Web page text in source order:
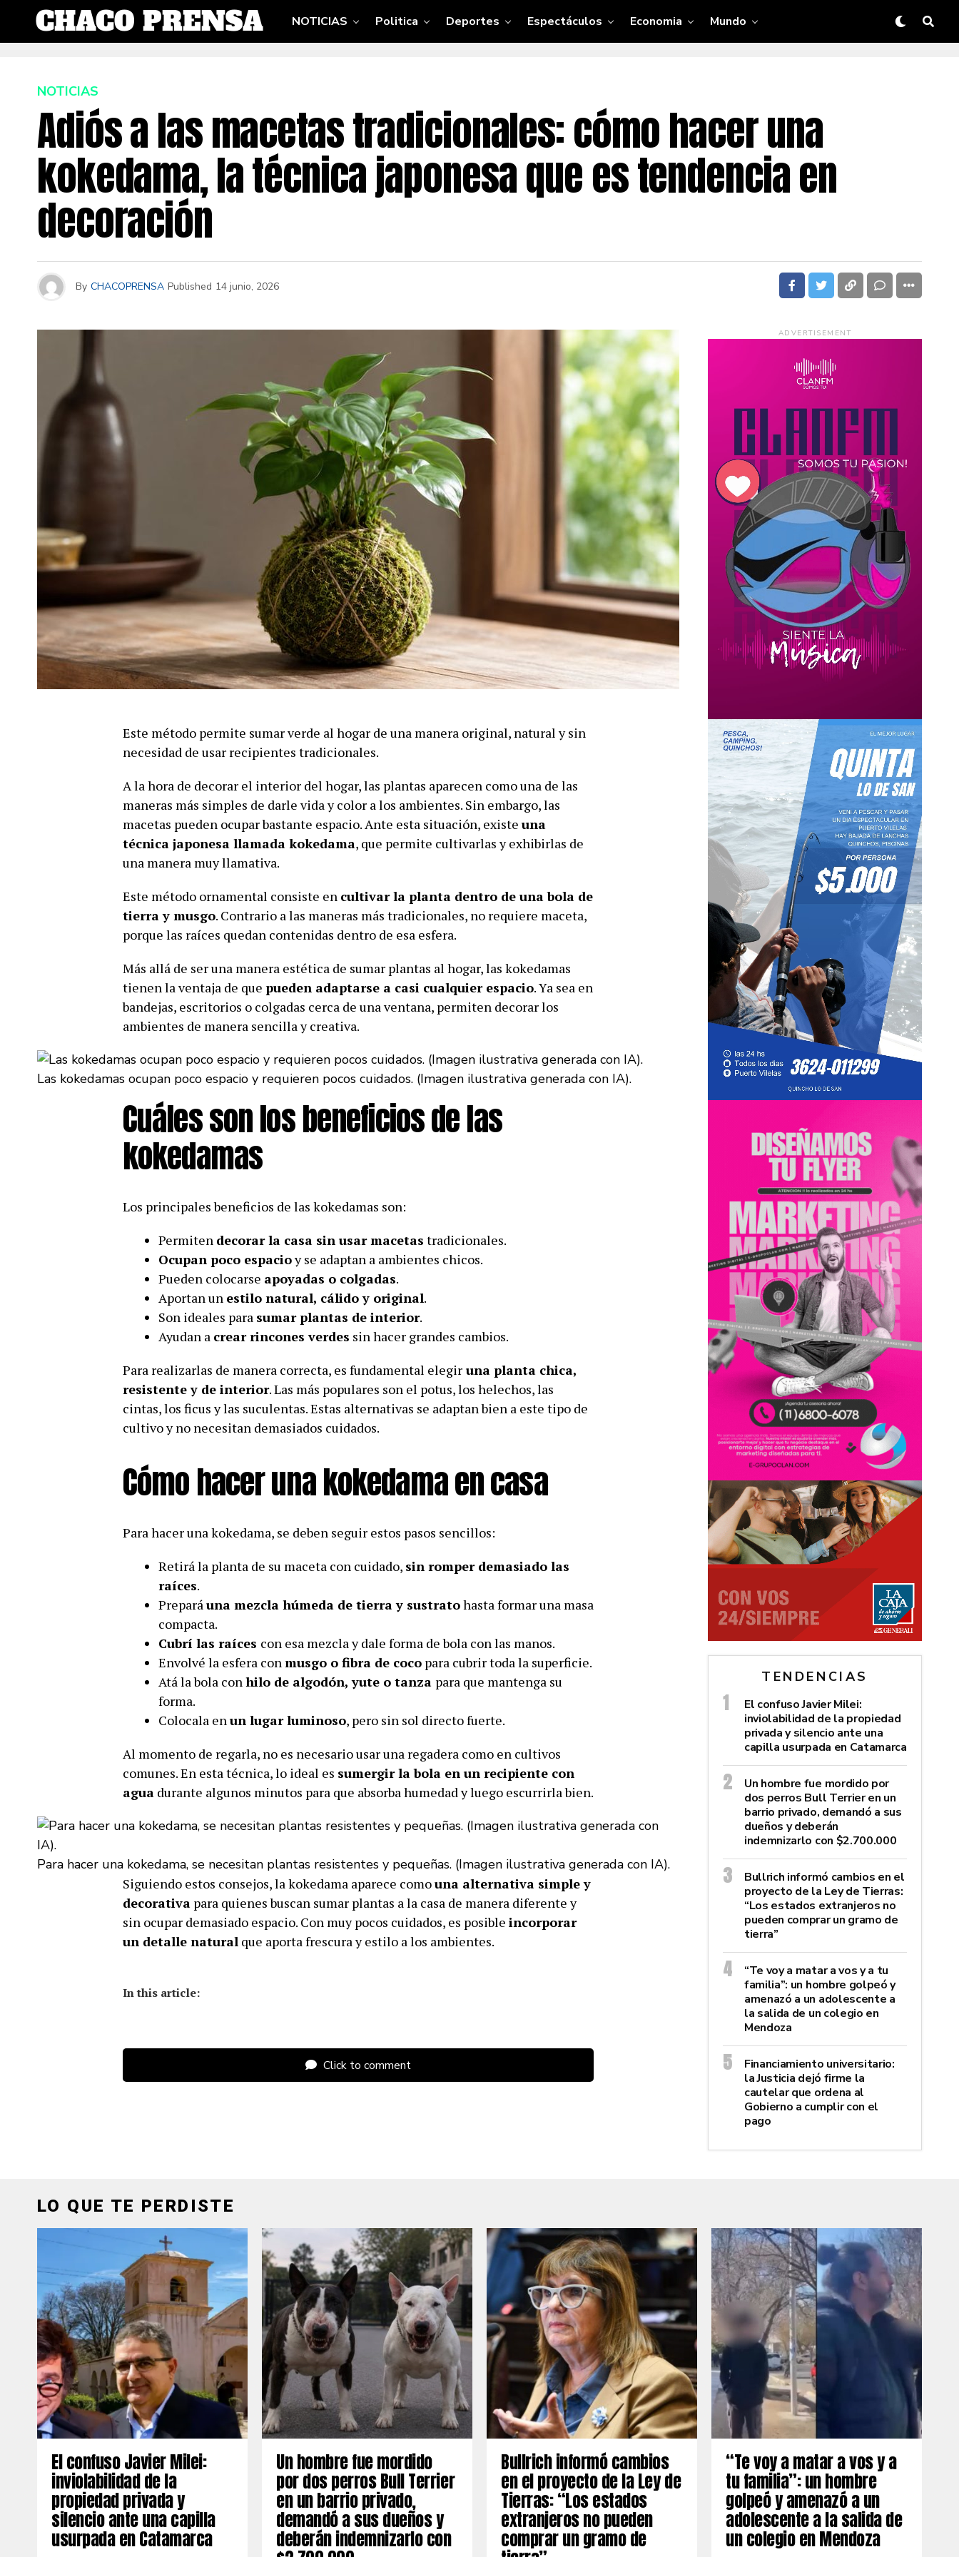
NOTICIAS Politica Deportes Espectáculos Economia Mundo
NOTICIAS
Adiós a las macetas tradicionales: cómo hacer una
kokedama, la técnica japonesa que es tendencia en
decoración
By CHACOPRENSA Published 14 junio, 2026
Este método permite sumar verde al hogar de una manera original, natural y sin
necesidad de usar recipientes tradicionales.
A la hora de decorar el interior del hogar, las plantas aparecen como una de las
maneras más simples de darle vida y color a los ambientes. Sin embargo, las
macetas pueden ocupar bastante espacio. Ante esta situación, existe una
técnica japonesa llamada kokedama, que permite cultivarlas y exhibirlas de
una manera muy llamativa.
Este método ornamental consiste en cultivar la planta dentro de una bola de
tierra y musgo. Contrario a las maneras más tradicionales, no requiere maceta,
porque las raíces quedan contenidas dentro de esa esfera.
Más allá de ser una manera estética de sumar plantas al hogar, las kokedamas
tienen la ventaja de que pueden adaptarse a casi cualquier espacio. Ya sea en
bandejas, escritorios o colgadas cerca de una ventana, permiten decorar los
ambientes de manera sencilla y creativa.
Las kokedamas ocupan poco espacio y requieren pocos cuidados. (Imagen ilustrativa generada con IA).
Cuáles son los beneficios de las
kokedamas
Los principales beneficios de las kokedamas son:
Permiten decorar la casa sin usar macetas tradicionales.
Ocupan poco espacioy se adaptan a ambientes chicos.
Pueden colocarse apoyadas o colgadas.
Aportan un estilo natural, cálido y original.
Son ideales para sumar plantas de interior.
Ayudan a crear rincones verdes sin hacer grandes cambios.
Para realizarlas de manera correcta, es fundamental elegir una planta chica,
resistente y de interior. Las más populares son el potus, los helechos, las
cintas, los ficus y las suculentas. Estas alternativas se adaptan bien a este tipo de
cultivo y no necesitan demasiados cuidados.
Cómo hacer una kokedama en casa
Para hacer una kokedama, se deben seguir estos pasos sencillos:
Retirá la planta de su maceta con cuidado, sin romper demasiado las
raíces.
Preparáuna mezcla húmeda de tierra y sustratohasta formar una masa
compacta.
Cubrí las raíces con esa mezcla y dale forma de bola con las manos.
Envolvé la esfera conmusgo o fibra de coco para cubrir toda la superficie.
Atá la bola conhilo de algodón, yute o tanza para que mantenga su
forma.
Colocala enun lugar luminoso, pero sin sol directo fuerte.
Al momento de regarla, no es necesario usar una regadera como en cultivos
comunes. En esta técnica, lo ideal es sumergir la bola en un recipiente con
agua durante algunos minutos para que absorba humedad y luego escurrirla bien.
Para hacer una kokedama, se necesitan plantas resistentes y pequeñas. (Imagen ilustrativa generada con IA).
Siguiendo estos consejos, la kokedama aparece comouna alternativa simple y
decorativa para quienes buscan sumar plantas a la casa de manera diferente y
sin ocupar demasiado espacio. Con muy pocos cuidados, es posible incorporar
un detalle natural que aporta frescura y estilo a los ambientes.
In this article:
Click to comment
ADVERTISEMENT
TENDENCIAS
El confuso Javier Milei:
inviolabilidad de la propiedad
privada y silencio ante una
capilla usurpada en Catamarca
Un hombre fue mordido por
dos perros Bull Terrier en un
barrio privado, demandó a sus
dueños y deberán
indemnizarlo con $2.700.000
Bullrich informó cambios en el
proyecto de la Ley de Tierras:
“Los estados extranjeros no
pueden comprar un gramo de
tierra”
“Te voy a matar a vos y a tu
familia”: un hombre golpeó y
amenazó a un adolescente a
la salida de un colegio en
Mendoza
Financiamiento universitario:
la Justicia dejó firme la
cautelar que ordena al
Gobierno a cumplir con el
pago
LO QUE TE PERDISTE
El confuso Javier Milei:
inviolabilidad de la
propiedad privada y
silencio ante una capilla
usurpada en Catamarca
Un hombre fue mordido
por dos perros Bull Terrier
en un barrio privado,
demandó a sus dueños y
deberán indemnizarlo con
Bullrich informó cambios
en el proyecto de la Ley de
Tierras: “Los estados
extranjeros no pueden
comprar un gramo de
“Te voy a matar a vos y a
tu familia”: un hombre
golpeó y amenazó a un
adolescente a la salida de
un colegio en Mendoza